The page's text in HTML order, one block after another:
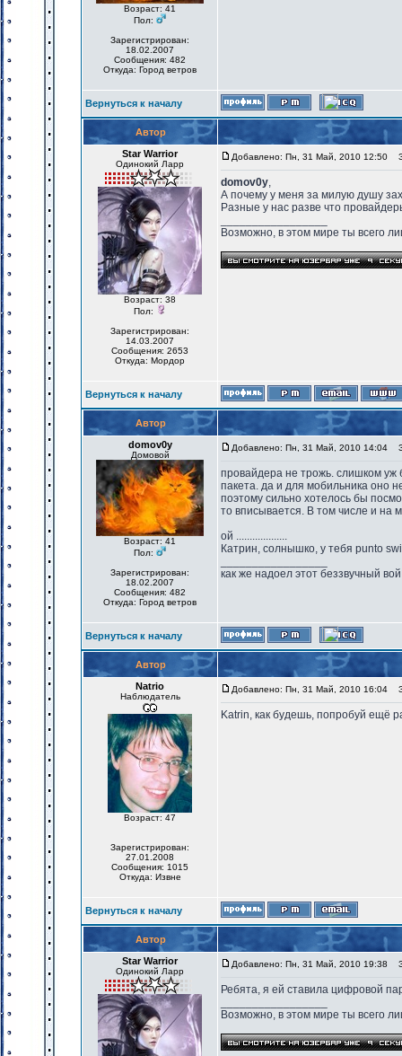
Возраст: 41
Пол:
Зарегистрирован:
18.02.2007
Сообщения: 482
Откуда: Город ветров
Вернуться к началу
Автор
Star Warrior
Одинокий Ларр
Возраст: 38
Пол:
Зарегистрирован:
14.03.2007
Сообщения: 2653
Откуда: Мордор
Добавлено: Пн, 31 Май, 2010 12:50
domov0y,
А почему у меня за милую душу
Разные у нас разве что
Возможно, в этом мире ты всего
Вернуться к началу
Автор
domov0y
Домовой
Возраст: 41
Пол:
Зарегистрирован:
18.02.2007
Сообщения: 482
Откуда: Город ветров
Добавлено: Пн, 31 Май, 2010 14:04
провайдера не трожь. слишком уж
пакета. да и для мобильника оно
поэтому сильно хотелось бы
то вписывается. В том числе и на
ой ...................
Катрин, солнышко, у тебя punto
как же надоел этот беззвучный
Вернуться к началу
Автор
Natrio
Наблюдатель
Возраст: 47
Зарегистрирован:
27.01.2008
Сообщения: 1015
Откуда: Извне
Добавлено: Пн, 31 Май, 2010 16:04
Katrin, как будешь, попробуй ещё
Вернуться к началу
Автор
Star Warrior
Одинокий Ларр
Добавлено: Пн, 31 Май, 2010 19:38
Ребята, я ей ставила цифровой
Возможно, в этом мире ты всего